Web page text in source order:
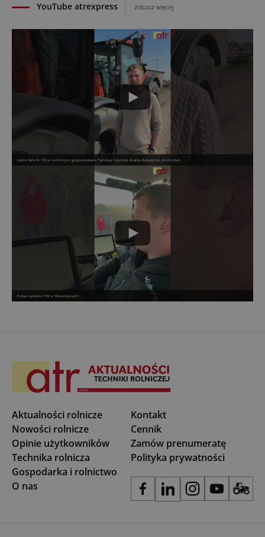
YouTube atrexpress zobacz więcej
Valtra Serie N 135 w rodzinnym gospodarstwie Państwa Pszonka! #valtra #atrexpress #rolnictwo
Pokaz systemu TIM w Braszowicach!
Aktualności rolnicze
Nowości rolnicze
Opinie użytkowników
Technika rolnicza
Gospodarka i rolnictwo
O nas
Kontakt
Cennik
Zamów prenumeratę
Polityka prywatności